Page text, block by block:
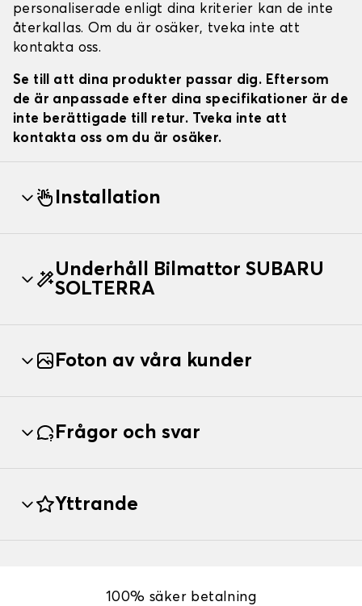
personaliserade enligt dina kriterier kan de inte
återkallas. Om du är osäker, tveka inte att
kontakta oss.
Se till att dina produkter passar dig. Eftersom
de är anpassade efter dina specifikationer är de
inte berättigade till retur. Tveka inte att
kontakta oss om du är osäker.
Installation
Underhåll Bilmattor SUBARU
SOLTERRA
Foton av våra kunder
Frågor och svar
Yttrande
100% säker betalning